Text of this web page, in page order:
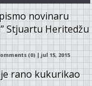
novinaru
Stjuartu Heritedžu
(0)| jul 15, 2015
rano kukurikao